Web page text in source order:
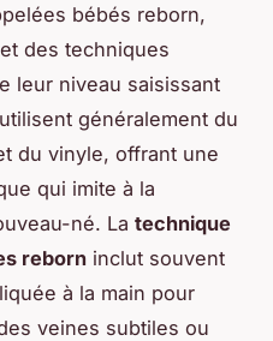
bébés reborn,
des techniques
leur niveau saisissant
généralement du
du vinyle, offrant une
qui imite à la
né. La technique
reborn inclut souvent
à la main pour
veines subtiles ou